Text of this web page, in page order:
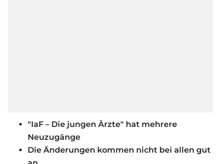
"IaF – Die jungen Ärzte" hat mehrere
Neuzugänge
Die Änderungen kommen nicht bei allen gut